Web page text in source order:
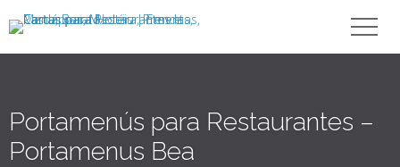
Portamenús para Restaurantes –
Portamenus Bea